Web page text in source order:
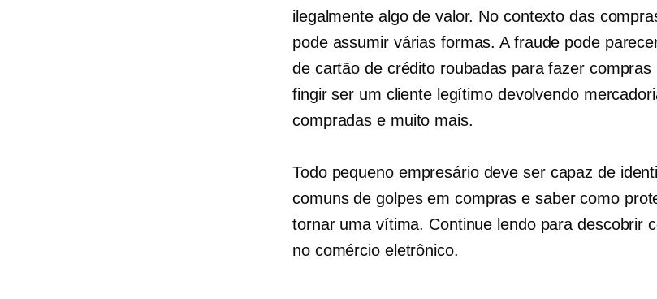
ilegalmente algo de valor. No contexto das
pode assumir várias formas. A fraude pode
de cartão de crédito roubadas para fazer compras
fingir ser um cliente legítimo devolvendo
compradas e muito mais.
Todo pequeno empresário deve ser capaz de
comuns de golpes em compras e saber como
tornar uma vítima. Continue lendo para descobrir
no comércio eletrônico.